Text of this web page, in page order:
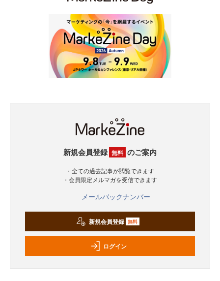
新規会員登録 無料 のご案内
・全ての過去記事が閲覧できます
・会員限定メルマガを受信できます
メールバックナンバー
新規会員登録 無料
ログイン